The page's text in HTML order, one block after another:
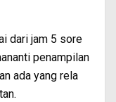
dari jam 5 sore
penampilan
ada yang rela